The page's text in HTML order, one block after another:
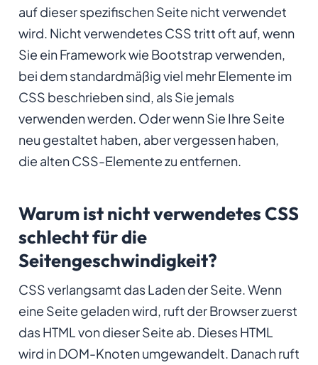
auf dieser spezifischen Seite nicht verwendet
wird. Nicht verwendetes CSS tritt oft auf, wenn
Sie ein Framework wie Bootstrap verwenden,
bei dem standardmäßig viel mehr Elemente im
CSS beschrieben sind, als Sie jemals
verwenden werden. Oder wenn Sie Ihre Seite
neu gestaltet haben, aber vergessen haben,
die alten CSS-Elemente zu entfernen.
Warum ist nicht verwendetes CSS
schlecht für die
Seitengeschwindigkeit?
CSS verlangsamt das Laden der Seite. Wenn
eine Seite geladen wird, ruft der Browser zuerst
das HTML von dieser Seite ab. Dieses HTML
wird in DOM-Knoten umgewandelt. Danach ruft